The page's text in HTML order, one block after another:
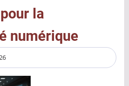
la
numérique